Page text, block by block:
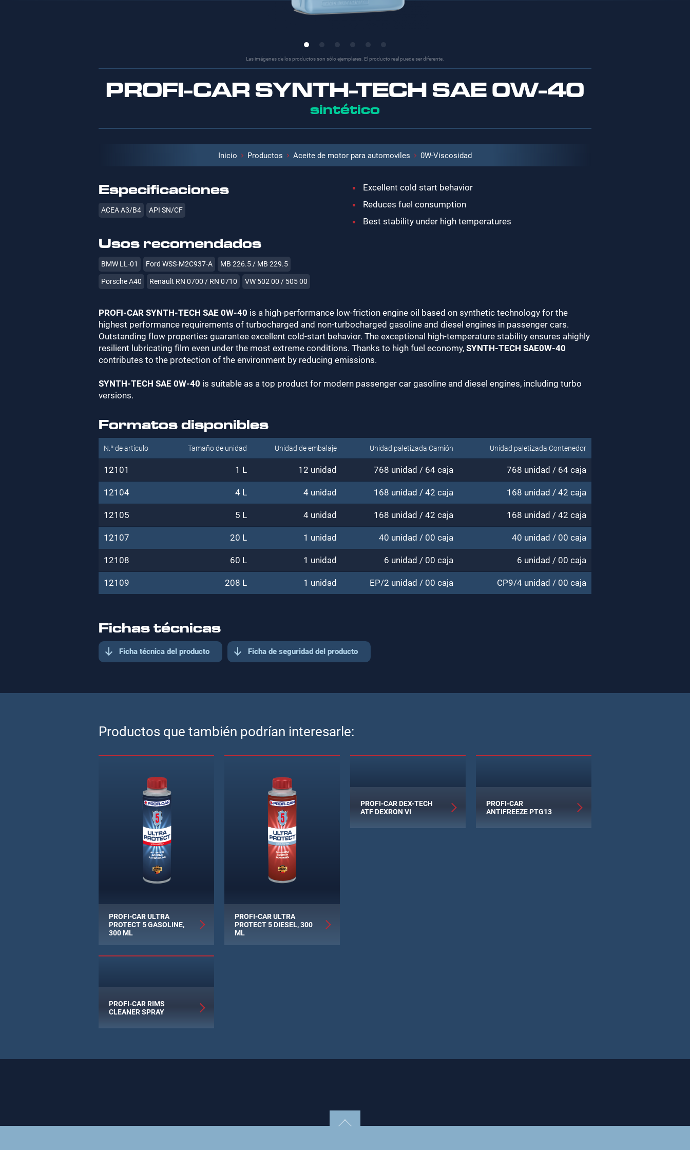
Las imágenes de los productos son sólo ejemplares. El producto real puede ser diferente.
PROFI-CAR SYNTH-TECH SAE 0W‑40
sintético
Inicio Productos Aceite de motor para automoviles 0W-Viscosidad
Especificaciones
ACEA A3/B4 API SN/CF
Usos recomendados
BMW LL-01 Ford WSS-M2C937-A MB 226.5 / MB 229.5
Porsche A40 Renault RN 0700 / RN 0710 VW 502 00 / 505 00
Excellent cold start behavior
Reduces fuel consumption
Best stability under high temperatures
PROFI-CAR SYNTH-TECH SAE 0W-40 is a high-performance low-friction engine oil based on synthetic technology for the
highest performance requirements of turbocharged and non-turbocharged gasoline and diesel engines in passenger cars.
Outstanding flow properties guarantee excellent cold-start behavior. The exceptional high-temperature stability ensures ahighly
resilient lubricating film even under the most extreme conditions. Thanks to high fuel economy, SYNTH-TECH SAE0W-40
contributes to the protection of the environment by reducing emissions.
SYNTH-TECH SAE 0W-40 is suitable as a top product for modern passenger car gasoline and diesel engines, including turbo
versions.
Formatos disponibles
N.º de artículo Tamaño de unidad Unidad de embalaje Unidad paletizada Camión Unidad paletizada Contenedor
12101 1 L 12 unidad 768 unidad / 64 caja 768 unidad / 64 caja
12104 4 L 4 unidad 168 unidad / 42 caja 168 unidad / 42 caja
12105 5 L 4 unidad 168 unidad / 42 caja 168 unidad / 42 caja
12107 20 L 1 unidad 40 unidad / 00 caja 40 unidad / 00 caja
12108 60 L 1 unidad 6 unidad / 00 caja 6 unidad / 00 caja
12109 208 L 1 unidad EP/2 unidad / 00 caja CP9/4 unidad / 00 caja
Fichas técnicas
Ficha técnica del producto Ficha de seguridad del producto
Productos que también podrían interesarle:
PROFI-CAR ULTRA
PROTECT 5 GASOLINE,
300 ML
PROFI-CAR ULTRA
PROTECT 5 DIESEL, 300
ML
PROFI-CAR DEX-TECH
ATF DEXRON VI
PROFI-CAR
ANTIFREEZE PTG13
PROFI-CAR RIMS
CLEANER SPRAY